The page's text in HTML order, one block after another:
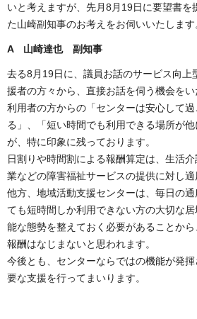
いと考えますが、先月8月19日に要望書を
た山崎副知事のお考えをお伺いいたします
A 山崎達也 副知事
去る8月19日に、議員お話のサービス向上
援者の方々から、直接お話を伺う機会をい
利用者の方からの「センターは安心して
る」、「短い時間でも利用できる場所が
が、特に印象に残っております。
日割りや時間割による報酬算定は、生活
業などの障害福祉サービスの提供に対し適
他方、地域活動支援センターは、毎日の
ても短時間しか利用できない方の大切な
能な態勢を整えておく必要があることか
報酬はなじまないと思われます。
今後とも、センターならではの機能が発
要な支援を行ってまいります。